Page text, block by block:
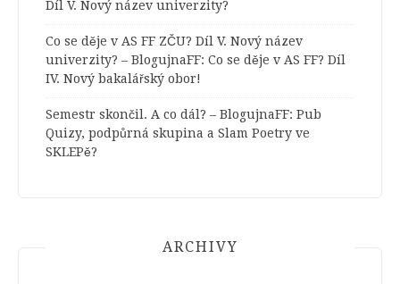
Díl V. Nový název univerzity?
Co se děje v AS FF ZČU? Díl V. Nový název
univerzity? – BlogujnaFF: Co se děje v AS FF? Díl
IV. Nový bakalářský obor!
Semestr skončil. A co dál? – BlogujnaFF: Pub
Quizy, podpůrná skupina a Slam Poetry ve
SKLEPě?
ARCHIVY